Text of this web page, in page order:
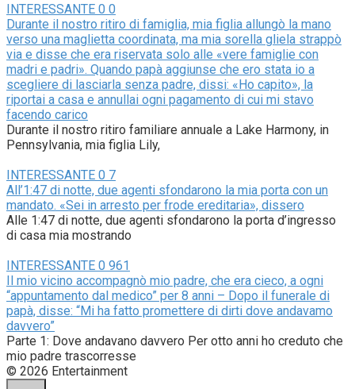
INTERESSANTE 0 0
Durante il nostro ritiro di famiglia, mia figlia allungò la mano
verso una maglietta coordinata, ma mia sorella gliela strappò
via e disse che era riservata solo alle «vere famiglie con
madri e padri». Quando papà aggiunse che ero stata io a
scegliere di lasciarla senza padre, dissi: «Ho capito», la
riportai a casa e annullai ogni pagamento di cui mi stavo
facendo carico
Durante il nostro ritiro familiare annuale a Lake Harmony, in
Pennsylvania, mia figlia Lily,
INTERESSANTE 0 7
All’1:47 di notte, due agenti sfondarono la mia porta con un
mandato. «Sei in arresto per frode ereditaria», dissero
Alle 1:47 di notte, due agenti sfondarono la porta d’ingresso
di casa mia mostrando
INTERESSANTE 0 961
Il mio vicino accompagnò mio padre, che era cieco, a ogni
“appuntamento dal medico” per 8 anni – Dopo il funerale di
papà, disse: “Mi ha fatto promettere di dirti dove andavamo
davvero”
Parte 1: Dove andavano davvero Per otto anni ho creduto che
mio padre trascorresse
© 2026 Entertainment